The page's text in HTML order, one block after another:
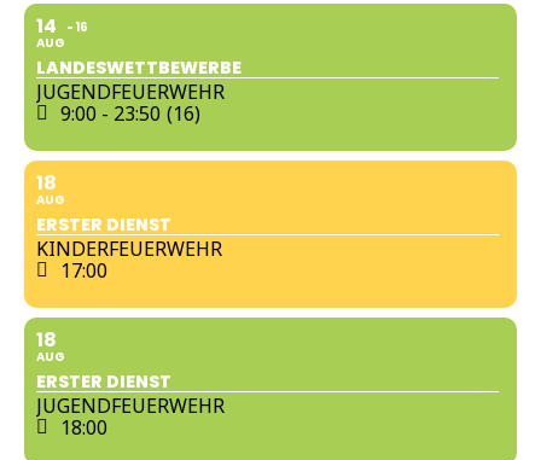
14
AUG
16
LANDESWETTBEWERBE
JUGENDFEUERWEHR
9:00 - 23:50 (16)
18
AUG
ERSTER DIENST
KINDERFEUERWEHR
17:00
18
AUG
ERSTER DIENST
JUGENDFEUERWEHR
18:00